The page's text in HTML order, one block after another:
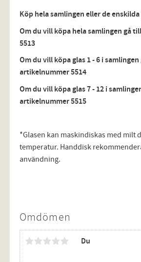
Köp hela samlingen eller de
Om du vill köpa hela samlingen gå
5513
Om du vill köpa glas 1 - 6 i
artikelnummer 5514
Om du vill köpa glas 7 - 12 i
artikelnummer 5515
*Glasen kan maskindiskas med milt
temperatur. Handdisk
användning.
Omdömen
Du